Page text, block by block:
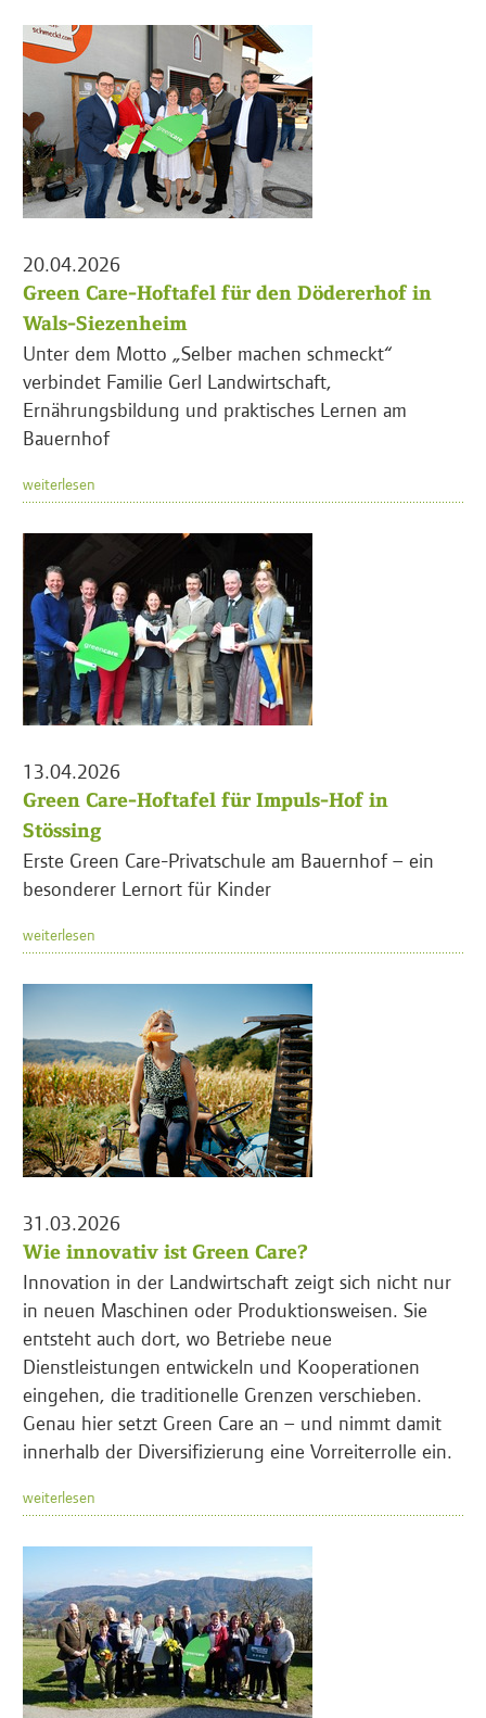
20.04.2026
Green Care-Hoftafel für den Dödererhof in
Wals-Siezenheim
Unter dem Motto „Selber machen schmeckt“
verbindet Familie Gerl Landwirtschaft,
Ernährungsbildung und praktisches Lernen am
Bauernhof
weiterlesen
13.04.2026
Green Care-Hoftafel für Impuls-Hof in
Stössing
Erste Green Care-Privatschule am Bauernhof – ein
besonderer Lernort für Kinder
weiterlesen
31.03.2026
Wie innovativ ist Green Care?
Innovation in der Landwirtschaft zeigt sich nicht nur
in neuen Maschinen oder Produktionsweisen. Sie
entsteht auch dort, wo Betriebe neue
Dienstleistungen entwickeln und Kooperationen
eingehen, die traditionelle Grenzen verschieben.
Genau hier setzt Green Care an – und nimmt damit
innerhalb der Diversifizierung eine Vorreiterrolle ein.
weiterlesen